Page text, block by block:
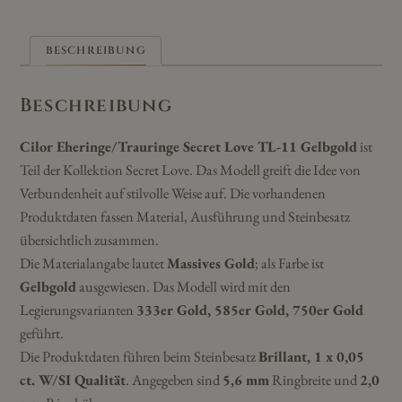
BESCHREIBUNG
Beschreibung
Cilor Eheringe/Trauringe Secret Love TL-11 Gelbgoldist
Teil der Kollektion Secret Love. Das Modell greift die Idee von
Verbundenheit auf stilvolle Weise auf. Die vorhandenen
Produktdaten fassen Material, Ausführung und Steinbesatz
übersichtlich zusammen.
Die Materialangabe lautetMassives Gold; als Farbe ist
Gelbgoldausgewiesen. Das Modell wird mit den
Legierungsvarianten 333er Gold, 585er Gold, 750er Gold
geführt.
Die Produktdaten führen beim SteinbesatzBrillant, 1 x 0,05
ct. W/SI Qualität. Angegeben sind5,6 mmRingbreite und2,0